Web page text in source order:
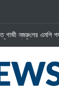
এম‌পি পদ
ইসিকে জামায়া‌তের চি‌ঠি